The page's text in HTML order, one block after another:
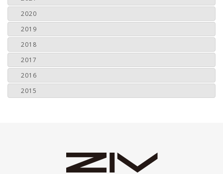
2020
2019
2018
2017
2016
2015